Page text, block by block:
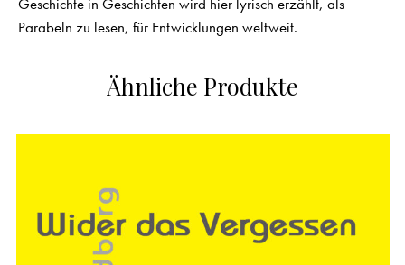
Geschichte in Geschichten wird hier lyrisch erzählt, als
Parabeln zu lesen, für Entwicklungen weltweit.
Ähnliche Produkte